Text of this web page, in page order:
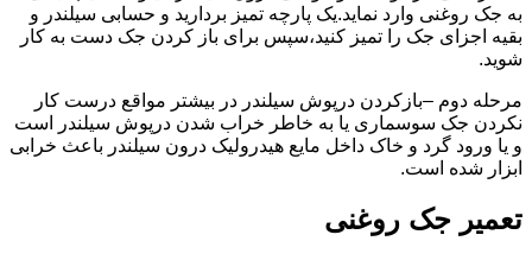
به جک روغنی وارد نماید.یک پارچه تمیز بردارید و حسابی سیلندر و
بقیه اجزای جک را تمیز کنید،سپس برای باز کردن جک دست به کار
شوید.
مرحله دوم –بازکردن درپوش سیلندر در بیشتر مواقع درست کار
نکردن جک سوسماری یا به خاطر خراب شدن درپوش سیلندر است
و یا ورود گرد و خاک داخل مایع هیدرولیک درون سیلندر باعث خرابی
ابزار شده است.
تعمیر جک روغنی